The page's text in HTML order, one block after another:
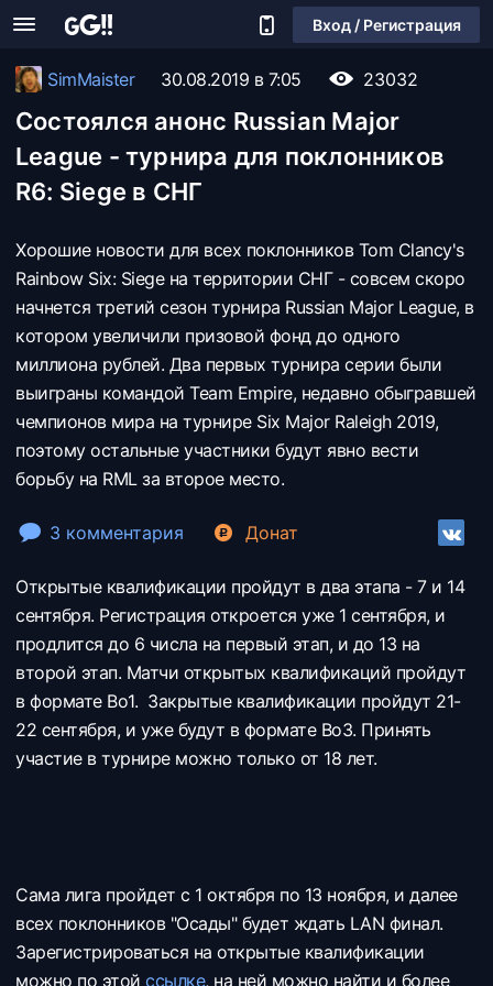
Вход / Регистрация
SimMaister 30.08.2019 в 7:05 23032
Состоялся анонс Russian Major
League - турнира для поклонников
R6: Siege в СНГ
Хорошие новости для всех поклонников Tom Clancy's
Rainbow Six: Siege на территории СНГ - совсем скоро
начнется третий сезон турнира Russian Major League, в
котором увеличили призовой фонд до одного
миллиона рублей. Два первых турнира серии были
выиграны командой Team Empire, недавно обыгравшей
чемпионов мира на турнире Six Major Raleigh 2019,
поэтому остальные участники будут явно вести
борьбу на RML за второе место.
3 комментария Донат
Открытые квалификации пройдут в два этапа - 7 и 14
сентября. Регистрация откроется уже 1 сентября, и
продлится до 6 числа на первый этап, и до 13 на
второй этап. Матчи открытых квалификаций пройдут
в формате Bo1. Закрытые квалификации пройдут 21-
22 сентября, и уже будут в формате Bo3. Принять
участие в турнире можно только от 18 лет.
Сама лига пройдет с 1 октября по 13 ноября, и далее
всех поклонников "Осады" будет ждать LAN финал.
Зарегистрироваться на открытые квалификации
можно по этой ссылке, на ней можно найти и более